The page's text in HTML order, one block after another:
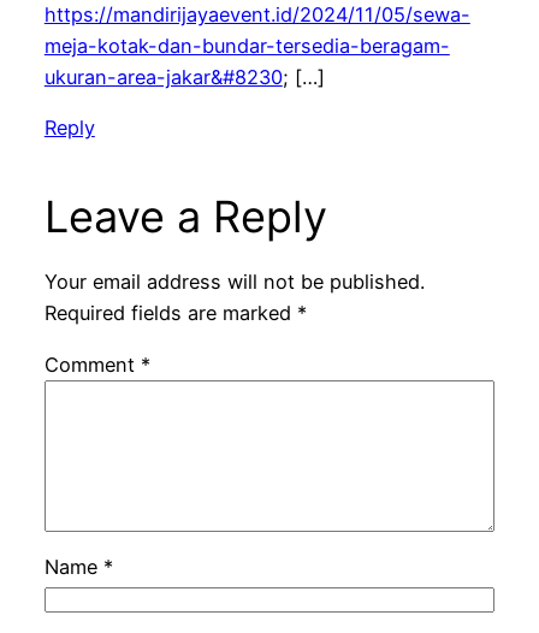
https://mandirijayaevent.id/2024/11/05/sewa-
meja-kotak-dan-bundar-tersedia-beragam-
ukuran-area-jakar&#8230; […]
Reply
Leave a Reply
Your email address will not be published.
Required fields are marked *
Comment *
Name *